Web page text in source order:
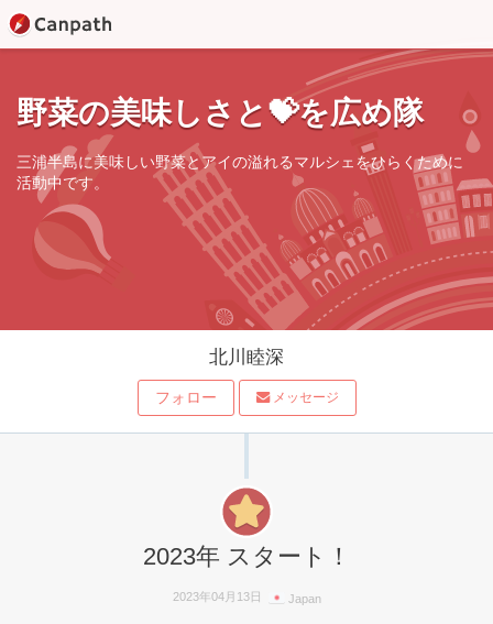
野菜の美味しさと💝を広め隊
三浦半島に美味しい野菜とアイの溢れるマルシェをひらくために
活動中です。
北川睦深
フォロー メッセージ
2023年 スタート！
2023年04月13日 Japan